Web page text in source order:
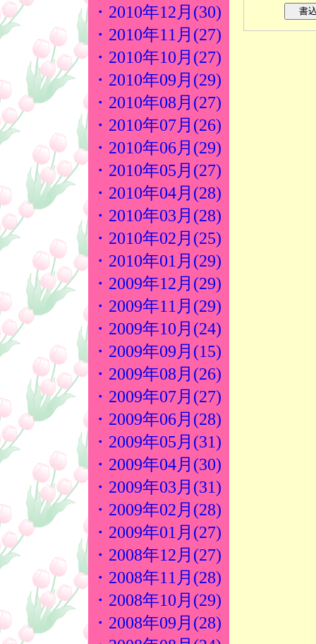
・2010年12月(30)
・2010年11月(27)
・2010年10月(27)
・2010年09月(29)
・2010年08月(27)
・2010年07月(26)
・2010年06月(29)
・2010年05月(27)
・2010年04月(28)
・2010年03月(28)
・2010年02月(25)
・2010年01月(29)
・2009年12月(29)
・2009年11月(29)
・2009年10月(24)
・2009年09月(15)
・2009年08月(26)
・2009年07月(27)
・2009年06月(28)
・2009年05月(31)
・2009年04月(30)
・2009年03月(31)
・2009年02月(28)
・2009年01月(27)
・2008年12月(27)
・2008年11月(28)
・2008年10月(29)
・2008年09月(28)